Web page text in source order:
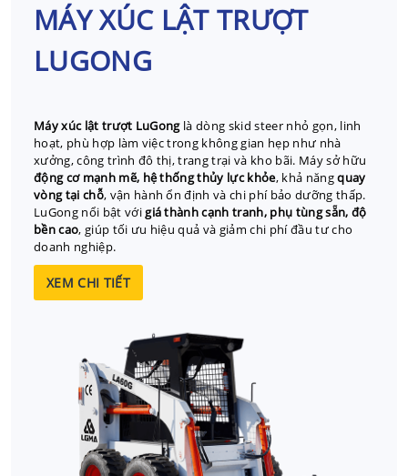
MÁY XÚC LẬT TRƯỢT
LUGONG
Máy xúc lật trượt LuGonglà dòng skid steer nhỏ gọn, linh
hoạt, phù hợp làm việc trong không gian hẹp như nhà
xưởng, công trình đô thị, trang trại và kho bãi. Máy sở hữu
động cơ mạnh mẽ, hệ thống thủy lực khỏe, khả năngquay
vòng tại chỗ, vận hành ổn định và chi phí bảo dưỡng thấp.
LuGong nổi bật vớigiá thành cạnh tranh, phụ tùng sẵn, độ
bền cao, giúp tối ưu hiệu quả và giảm chi phí đầu tư cho
doanh nghiệp.
XEM CHI TIẾT